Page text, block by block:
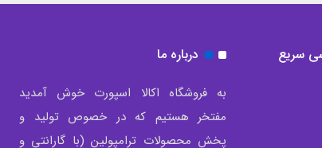
سریع درباره ما
به فروشگاه اکالا اسپورت خوش آمدید
مفتخر هستیم که در خصوص تولید و
پخش محصولات ترامپولین (با گارانتی و